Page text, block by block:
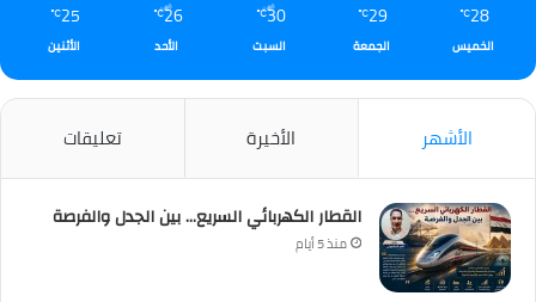
28
℃
الخميس
29
℃
الجمعة
30
℃
السبت
26
℃
الأحد
25
℃
الأثنين
الأشهر الأخيرة تعليقات
القطار الكهربائي السريع… بين الجدل والفرصة
منذ 5 أيام